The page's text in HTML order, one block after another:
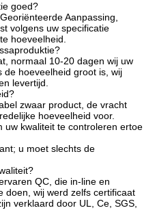
goed?
Aanpassing,
volgens uw specificatie
hoeveelheid.
normaal 10-20 dagen wij uw
de hoeveelheid groot is, wij
levertijd.
zwaar product, de vracht
hoeveelheid voor.
uw kwaliteit te controleren ertoe
u moet slechts de
QC, die in-line en
doen, wij werd zelfs certificaat
verklaard door UL, Ce, SGS,